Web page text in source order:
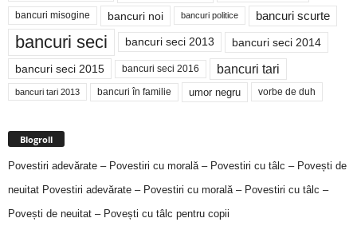
bancuri misogine bancuri noi bancuri politice bancuri scurte
bancuri seci bancuri seci 2013 bancuri seci 2014
bancuri seci 2015 bancuri seci 2016 bancuri tari
bancuri tari 2013 bancuri în familie umor negru vorbe de duh
Blogroll
Povestiri adevărate – Povestiri cu morală – Povestiri cu tâlc – Povești de
neuitat Povestiri adevărate – Povestiri cu morală – Povestiri cu tâlc –
Povești de neuitat – Povești cu tâlc pentru copii